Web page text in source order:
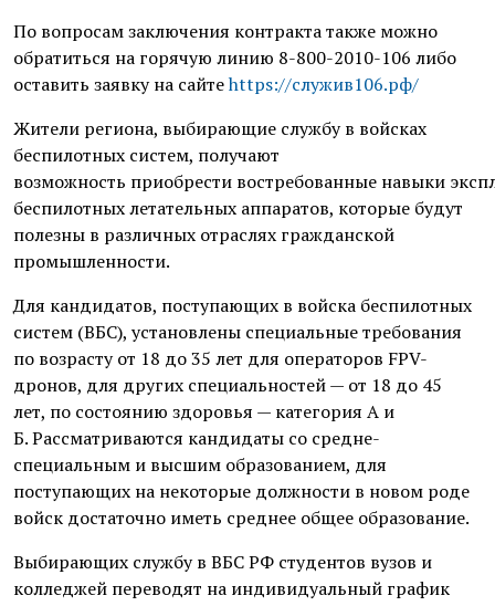
По вопросам заключения контракта также можно
обратиться на горячую линию 8-800-2010-106 либо
оставить заявку на сайтеhttps://служив106.рф/
Жители региона, выбирающие службу в войсках
беспилотных систем, получают
возможность приобрести востребованные навыки
беспилотных летательных аппаратов, которые будут
полезны в различных отраслях гражданской
промышленности.
Для кандидатов, поступающих в войска беспилотных
систем (ВБС), установлены специальные требования
по возрасту от 18 до 35 лет для операторов FPV-
дронов, для других специальностей — от 18 до 45
лет, по состоянию здоровья — категория А и
Б. Рассматриваются кандидаты со средне-
специальным и высшим образованием, для
поступающих на некоторые должности в новом роде
войск достаточно иметь среднее общее образование.
Выбирающих службу в ВБС РФ студентов вузов и
колледжей переводят на индивидуальный график